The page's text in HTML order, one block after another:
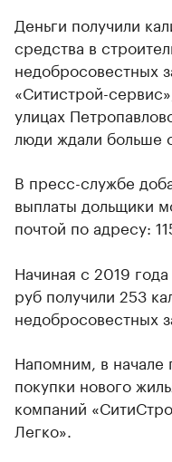
Деньги получили
средства в
«Ситистрой-
улицах
люди ждали больше
В пресс-службе
выплаты дольщики
почтой по адресу:
Начиная с 2019
руб получили 253
недобросовестных
Напомним, в начале
покупки нового
компаний
Легко».